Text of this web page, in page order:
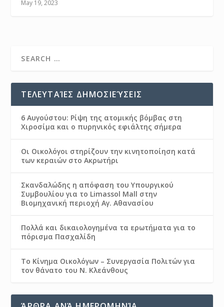
May 19, 2023
ΤΕΛΕΥΤΑΊΕΣ ΔΗΜΟΣΙΕΎΣΕΙΣ
6 Αυγούστου: Ρίψη της ατομικής βόμβας στη
Χιροσίμα και ο πυρηνικός εφιάλτης σήμερα
Οι Οικολόγοι στηρίζουν την κινητοποίηση κατά
των κεραιών στο Ακρωτήρι
Σκανδαλώδης η απόφαση του Υπουργικού
Συμβουλίου για το Limassol Mall στην
Βιομηχανική περιοχή Αγ. Αθανασίου
Πολλά και δικαιολογημένα τα ερωτήματα για το
πόρισμα Πασχαλίδη
Το Κίνημα Οικολόγων – Συνεργασία Πολιτών για
τον θάνατο του Ν. Κλεάνθους